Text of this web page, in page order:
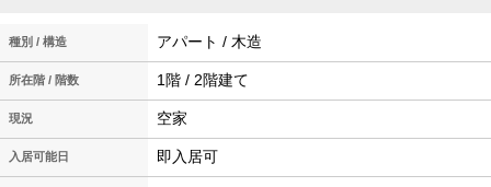
種別 / 構造 アパート / 木造
所在階 / 階数 1階 / 2階建て
現況 空家
入居可能日 即入居可